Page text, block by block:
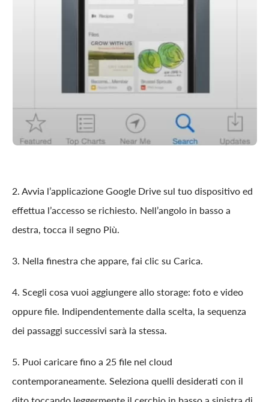
2. Avvia l’applicazione Google Drive sul tuo dispositivo ed
effettua l’accesso se richiesto. Nell’angolo in basso a
destra, tocca il segno Più.
3. Nella finestra che appare, fai clic su Carica.
4. Scegli cosa vuoi aggiungere allo storage: foto e video
oppure file. Indipendentemente dalla scelta, la sequenza
dei passaggi successivi sarà la stessa.
5. Puoi caricare fino a 25 file nel cloud
contemporaneamente. Seleziona quelli desiderati con il